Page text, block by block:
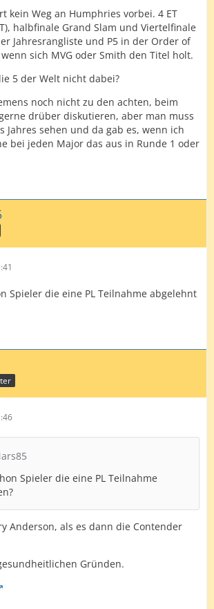
kein Weg an Humphries vorbei. 4 ET
halbfinale Grand Slam und Viertelfinale
Jahresrangliste und P5 in der Order of
sich MVG oder Smith den Titel holt.
5 der Welt nicht dabei?
noch nicht zu den achten, beim
drüber diskutieren, aber man muss
Jahres sehen und da gab es, wenn ich
bei jeden Major das aus in Runde 1 oder
Spieler die eine PL Teilnahme abgelehnt
Spieler die eine PL Teilnahme
Anderson, als es dann die Contender
Gründen.